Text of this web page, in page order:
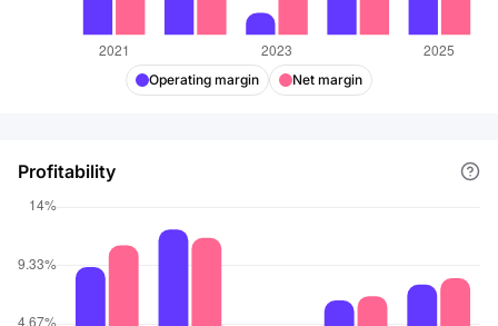
Operating margin Net margin
Profitability